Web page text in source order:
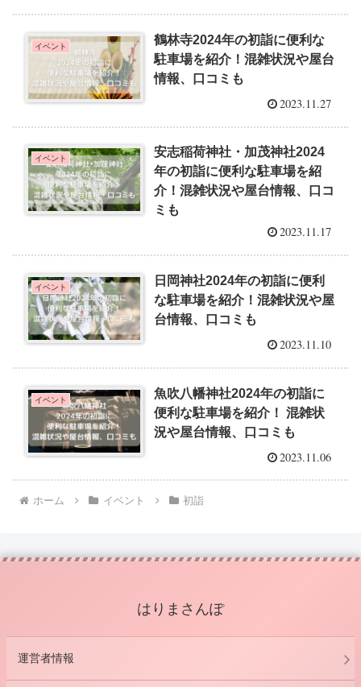
イベント
鶴林寺2024年の初詣に便利な
駐車場を紹介！混雑状況や屋台
情報、口コミも
2023.11.27
イベント
安志稲荷神社・加茂神社2024
年の初詣に便利な駐車場を紹
介！混雑状況や屋台情報、口コ
ミも
2023.11.17
イベント
日岡神社2024年の初詣に便利
な駐車場を紹介！混雑状況や屋
台情報、口コミも
2023.11.10
イベント
魚吹八幡神社2024年の初詣に
便利な駐車場を紹介！ 混雑状
況や屋台情報、口コミも
2023.11.06
ホーム イベント 初詣
はりまさんぽ
運営者情報